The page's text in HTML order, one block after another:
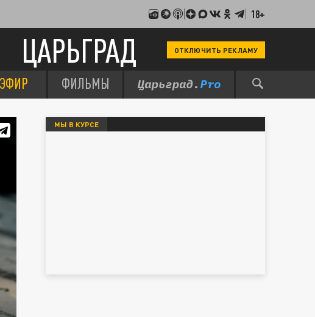
18+
ЦАРЬГРАД ОТКЛЮЧИТЬ РЕКЛАМУ
ЭФИР ФИЛЬМЫ
МЫ В КУРСЕ